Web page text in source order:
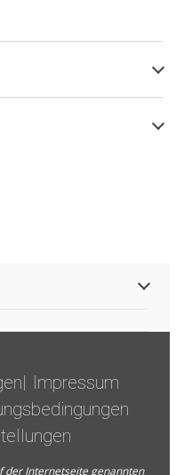
Impressum
der Internetseite genannten